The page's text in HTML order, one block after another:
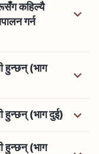
कहिल्यै
गर्न
हुन्छन् (भाग
हुन्छन् (भाग दुई)
हुन्छन् (भाग